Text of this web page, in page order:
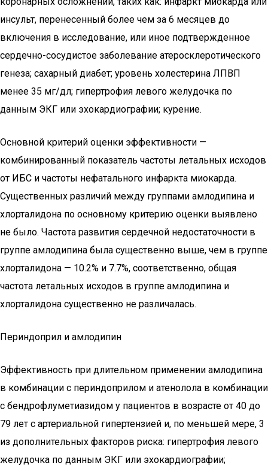
инсульт, перенесенный более чем за 6 месяцев до
включения в исследование, или иное подтвержденное
сердечно-сосудистое заболевание атеросклеротического
генеза; сахарный диабет; уровень холестерина ЛПВП
менее 35 мг/дл; гипертрофия левого желудочка по
данным ЭКГ или эхокардиографии; курение.
Основной критерий оценки эффективности —
комбинированный показатель частоты летальных исходов
от ИБС и частоты нефатального инфаркта миокарда.
Существенных различий между группами амлодипина и
хлорталидона по основному критерию оценки выявлено
не было. Частота развития сердечной недостаточности в
группе амлодипина была существенно выше, чем в группе
хлорталидона — 10.2% и 7.7%, соответственно, общая
частота летальных исходов в группе амлодипина и
хлорталидона существенно не различалась.
Периндоприл и амлодипин
Эффективность при длительном применении амлодипина
в комбинации с периндоприлом и атенолола в комбинации
с бендрофлуметиазидом у пациентов в возрасте от 40 до
79 лет с артериальной гипертензией и, по меньшей мере, 3
из дополнительных факторов риска: гипертрофия левого
желудочка по данным ЭКГ или эхокардиографии;